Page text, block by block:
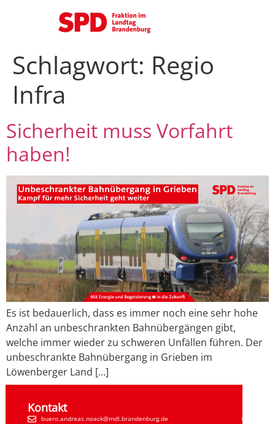
Schlagwort: Regio
Infra
Sicherheit muss Vorfahrt
haben!
Es ist bedauerlich, dass es immer noch eine sehr hohe
Anzahl an unbeschrankten Bahnübergängen gibt,
welche immer wieder zu schweren Unfällen führen. Der
unbeschrankte Bahnübergang in Grieben im
Löwenberger Land […]
Kontakt
buero.andreas.noack@mdl.brandenburg.de